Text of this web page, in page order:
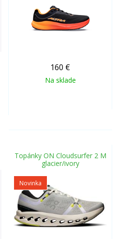
160 €
Na sklade
Topánky ON Cloudsurfer 2 M
glacier/ivory
Novinka